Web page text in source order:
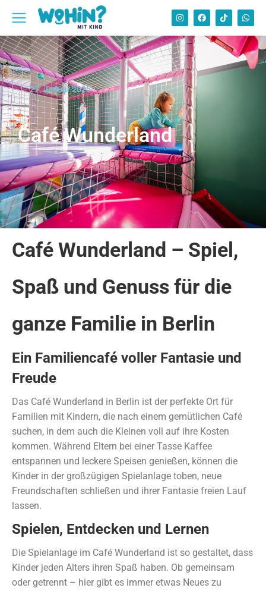
27. Januar 2025
Café Wunderland
Café Wunderland – Spiel,
Spaß und Genuss für die
ganze Familie in Berlin
Ein Familiencafé voller Fantasie und
Freude
Das Café Wunderland in Berlin ist der perfekte Ort für
Familien mit Kindern, die nach einem gemütlichen Café
suchen, in dem auch die Kleinen voll auf ihre Kosten
kommen. Während Eltern bei einer Tasse Kaffee
entspannen und leckere Speisen genießen, können die
Kinder in der großzügigen Spielanlage toben, neue
Freundschaften schließen und ihrer Fantasie freien Lauf
lassen.
Spielen, Entdecken und Lernen
Die Spielanlage im Café Wunderland ist so gestaltet, dass
Kinder jeden Alters ihren Spaß haben. Ob gemeinsam
oder getrennt – hier gibt es immer etwas Neues zu